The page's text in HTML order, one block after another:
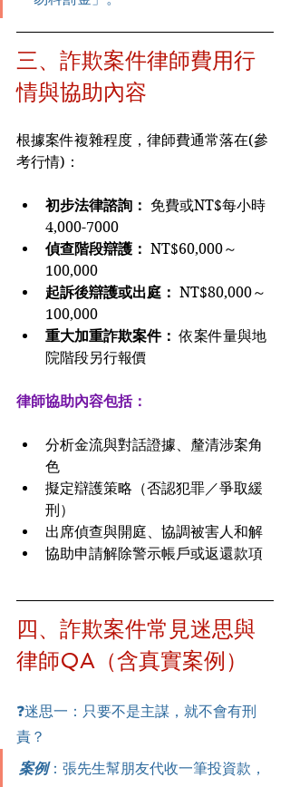
三、詐欺案件律師費用行
情與協助內容
根據案件複雜程度，律師費通常落在(參
考行情)：
初步法律諮詢： 免費或NT$每小時
4,000-7000
偵查階段辯護： NT$60,000～
100,000
起訴後辯護或出庭： NT$80,000～
100,000
重大加重詐欺案件： 依案件量與地
院階段另行報價
律師協助內容包括：
分析金流與對話證據、釐清涉案角
色
擬定辯護策略（否認犯罪／爭取緩
刑）
出席偵查與開庭、協調被害人和解
協助申請解除警示帳戶或返還款項
四、詐欺案件常見迷思與
律師QA（含真實案例）
❓迷思一：只要不是主謀，就不會有刑
責？
案例：張先生幫朋友代收一筆投資款，